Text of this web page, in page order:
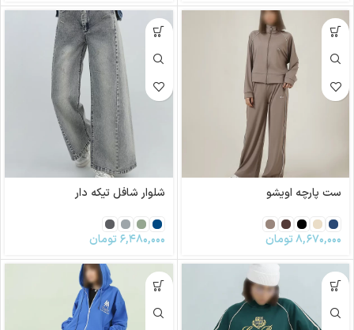
ست پارچه اویشو
۸,۶۷۰,۰۰۰تومان
شلوار شافل تیکه دار
۶,۴۸۰,۰۰۰ تومان